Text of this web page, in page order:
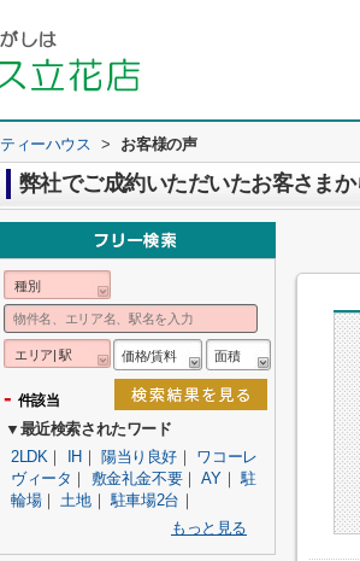
ティーハウス > お客様の声
弊社でご成約いただいたお客さま
種別
エリア| 駅 価格/賃料 面積
- 件該当
▼最近検索されたワード
2LDK｜ IH ｜ 陽当り良好 ｜ ワコーレ
ヴィータ ｜ 敷金礼金不要｜AY｜駐
輪場｜土地｜駐車場2台 ｜
もっと見る